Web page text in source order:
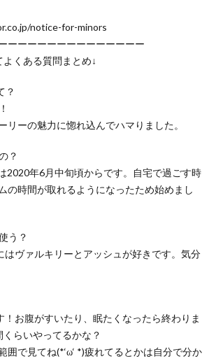
notice-for-minors
ーーーーーーーーーーーーーー
くある質問まとめ↓
？
リーの魅力に惚れ込んでハマりました。
？
2020年6月中旬頃からです。自宅で過ごす時
の時間が取れるようになったため始めまし
う？
はヴァルキリーとアッシュが好きです。気分
お腹がすいたり、眠たくなったら終わりま
らいやってるかな？
囲で見てね(*‘ω‘ *)疲れてるとかは自分で分か